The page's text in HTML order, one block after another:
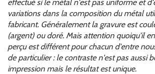
effectué si le métal n'est pas uniforme et
variations dans la composition du métal
fabricant. Généralement la gravure est
(argent) ou doré. Mais attention quoiqu'il
perçu est différent pour chacun d'entre
de particulier : le contraste n'est pas aussi
impression mais le résultat est unique.